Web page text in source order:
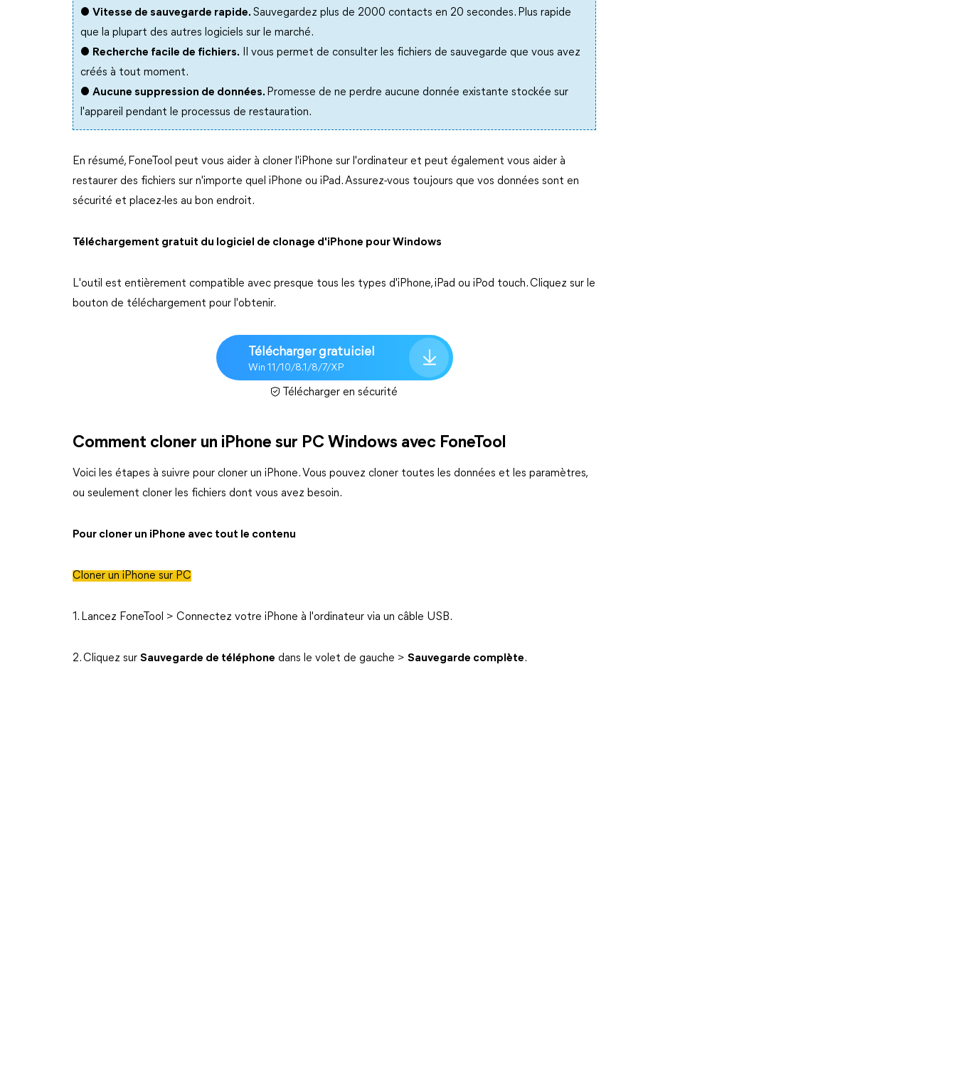
● Vitesse de sauvegarde rapide. Sauvegardez plus de 2000 contacts en 20 secondes. Plus rapide
que la plupart des autres logiciels sur le marché.
● Recherche facile de fichiers. Il vous permet de consulter les fichiers de sauvegarde que vous avez
créés à tout moment.
● Aucune suppression de données. Promesse de ne perdre aucune donnée existante stockée sur
l'appareil pendant le processus de restauration.
En résumé, FoneTool peut vous aider à cloner l'iPhone sur l'ordinateur et peut également vous aider à
restaurer des fichiers sur n'importe quel iPhone ou iPad. Assurez-vous toujours que vos données sont en
sécurité et placez-les au bon endroit.
Téléchargement gratuit du logiciel de clonage d'iPhone pour Windows
L'outil est entièrement compatible avec presque tous les types d'iPhone, iPad ou iPod touch. Cliquez sur le
bouton de téléchargement pour l'obtenir.
Télécharger gratuiciel
Win 11/10/8.1/8/7/XP
Télécharger en sécurité
Comment cloner un iPhone sur PC Windows avec FoneTool
Voici les étapes à suivre pour cloner un iPhone. Vous pouvez cloner toutes les données et les paramètres,
ou seulement cloner les fichiers dont vous avez besoin.
Pour cloner un iPhone avec tout le contenu
Cloner un iPhone sur PC
1. Lancez FoneTool > Connectez votre iPhone à l'ordinateur via un câble USB.
2. Cliquez sur Sauvegarde de téléphone dans le volet de gauche > Sauvegarde complète.